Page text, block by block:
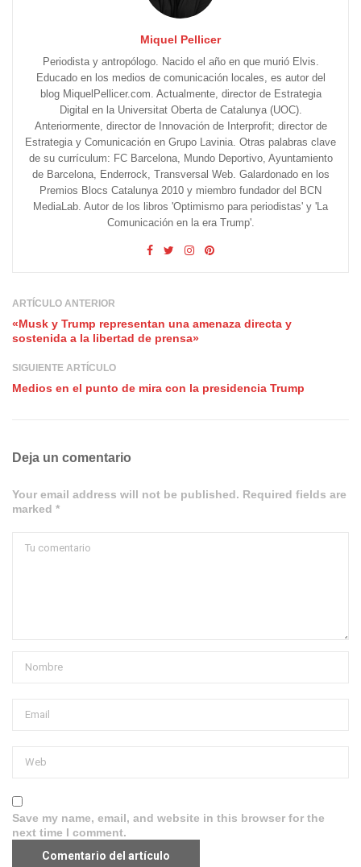
Miquel Pellicer
Periodista y antropólogo. Nacido el año en que murió Elvis.
Educado en los medios de comunicación locales, es autor del
blog MiquelPellicer.com. Actualmente, director de Estrategia
Digital en la Universitat Oberta de Catalunya (UOC).
Anteriormente, director de Innovación de Interprofit; director de
Estrategia y Comunicación en Grupo Lavinia. Otras palabras clave
de su currículum: FC Barcelona, Mundo Deportivo, Ayuntamiento
de Barcelona, Enderrock, Transversal Web. Galardonado en los
Premios Blocs Catalunya 2010 y miembro fundador del BCN
MediaLab. Autor de los libros 'Optimismo para periodistas' y 'La
Comunicación en la era Trump'.
ARTÍCULO ANTERIOR
«Musk y Trump representan una amenaza directa y
sostenida a la libertad de prensa»
SIGUIENTE ARTÍCULO
Medios en el punto de mira con la presidencia Trump
Deja un comentario
Your email address will not be published. Required fields are
marked *
Save my name, email, and website in this browser for the
next time I comment.